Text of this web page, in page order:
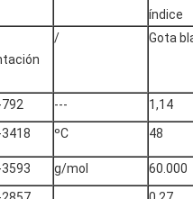
índice
/ Gota
---
1,14
ºC 48
g/mol
60.000